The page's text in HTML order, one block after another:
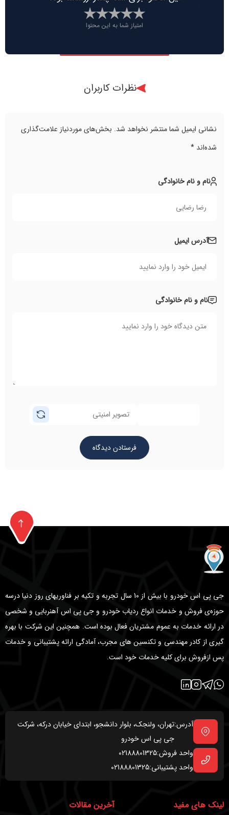
امتیاز شما به این محتوا
نظرات کاربران
نشانی ایمیل شما منتشر نخواهد شد. بخش‌های موردنیاز علامت‌گذاری
شده‌اند *
نام و نام خانوادگی
آدرس ایمیل
نام و نام خانوادگی
جی پی اس خودرو با بیش از 10 سال تجربه و تکیه بر فناوریهای روز دنیا درسه
حوزه‌ی فروش و خدمات انواع ردیاب خودرو و جی پی اس آهنربایی و شخصی
در ارائه خدمات به عموم مشتریان فعال بوده است. همچنین این شرکت با بهره
گیری از کادر مهندسی و تکنسین های مجرب، آمادگی ارائه پشتیبانی و خدمات
پس ازفروش برای کلیه خدمات خود است.
آدرس:تهران، ولنجک، بلوار دانشجو، ابتدای خیابان درکه، شرکت
جی پی اس خودرو
واحد فروش:02188801325
واحد پشتیبانی:02188801325
لینک های مفید آخرین مقالات